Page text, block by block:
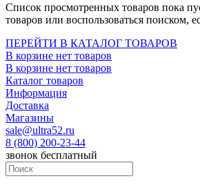
Socket- intel
Socket-
Socket- intel
Список просмотренных товаров пока
товаров или воспользоваться поиском,
ПЕРЕЙТИ В КАТАЛОГ ТОВАРОВ
В корзине нет товаров
В корзине нет товаров
Каталог товаров
Информация
Доставка
Магазины
sale@ultra52.ru
8 (800) 200-23-44
звонок бесплатный